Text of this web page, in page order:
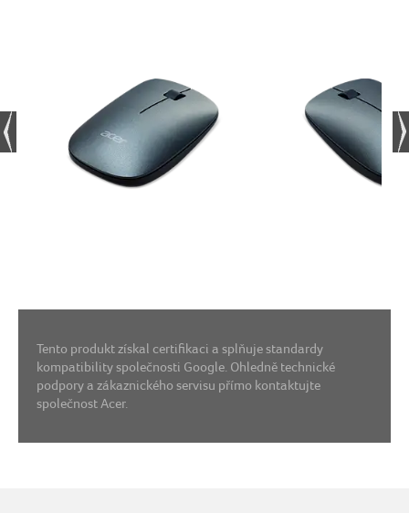
Tento produkt získal certifikaci a splňuje standardy
kompatibility společnosti Google. Ohledně technické
podpory a zákaznického servisu přímo kontaktujte
společnost Acer.